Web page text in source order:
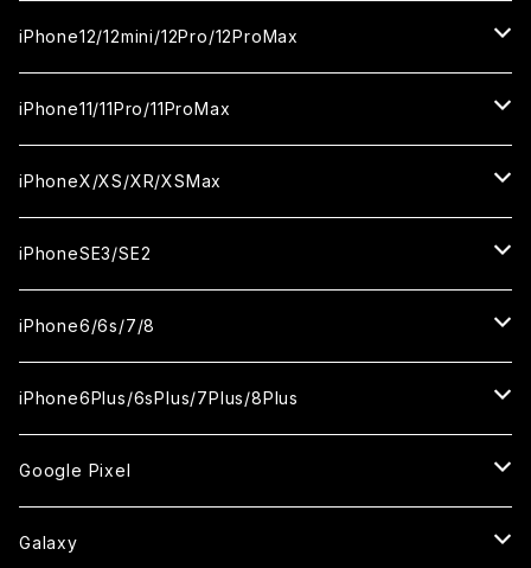
セラミックフィルム
ガラスフィルム
セラミックフィルム
iPhone16ProMax
ガラスフィルム
セラミックフィルム
セラミックフィルム
ガラスフィルム
セラミックフィルム
iPhone15Plus
ガラスフィルム
セラミックフィルム
iPhone15ProMax
ガラスフィルム
セラミックフィルム
ガラスフィルム
セラミックフィルム
iPhone14Pro
ガラスフィルム
セラミックフィルム
iPhone14Plus
ガラスフィルム
セラミックフィルム
iPhone14ProMax
ガラスフィルム
セラミックフィルム
iPhone13/13Pro
ガラスフィルム
セラミックフィルム
iPhone13mini
ガラスフィルム
セラミックフィルム
iPhone13ProMax
ガラスフィルム
セラミックフィルム
iPhone12/12mini/12Pro/12ProMax
iPhone12/12Pro
ガラスフィルム
セラミックフィルム
iPhone12mini
ガラスフィルム
セラミックフィルム
iPhone12ProMax
ガラスフィルム
セラミックフィルム
iPhone11/11Pro/11ProMax
iPhone11
ガラスフィルム
セラミックフィルム
iPhone11Pro
ガラスフィルム
セラミックフィルム
iPhone11Pro Max
ガラスフィルム
セラミックフィルム
iPhoneX/XS/XR/XSMax
iPhoneX
ガラスフィルム
セラミックフィルム
iPhoneXS
ガラスフィルム
セラミックフィルム
iPhoneXR
ガラスフィルム
セラミックフィルム
iPhoneXSMax
ガラスフィルム
iPhoneSE3/SE2
iPhoneSE3
ガラスフィルム
ケース
iPhoneSE2
ガラスフィルム
ケース
iPhone6/6s/7/8
iPhone8
ガラスフィルム
セラミックフィルム
iPhone7
ガラスフィルム
iPhone6s
iPhone6Plus/6sPlus/7Plus/8Plus
iPhone6Plus
ガラスフィルム
iPhone6sPlus
Google Pixel
ガラスフィルム
Galaxy